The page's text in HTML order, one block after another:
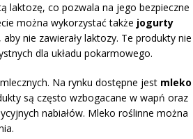
laktozę, co pozwala na jego bezpieczne
można wykorzystać także jogurty
nie zawierały laktozy. Te produkty nie
dla układu pokarmowego.
Na rynku dostępne jest mleko
są często wzbogacane w wapń oraz
nabiałów. Mleko roślinne można